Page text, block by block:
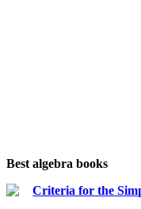
Best algebra books
Criteria for the